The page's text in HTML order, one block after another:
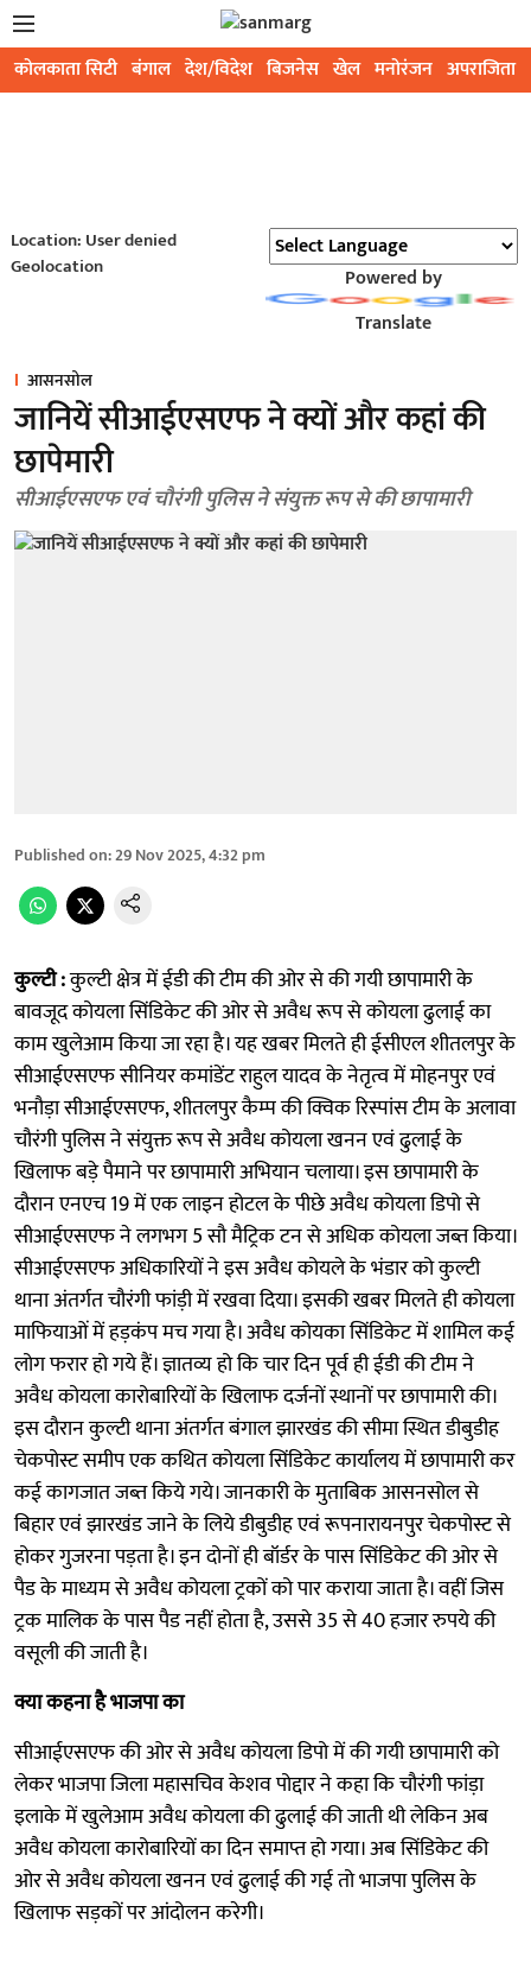
कोलकाता सिटी बंगाल देश/विदेश बिजनेस खेल मनोरंजन अपराजिता
Location: User denied
Geolocation
Powered by
Translate
आसनसोल
जानियें सीआईएसएफ ने क्यों और कहां की
छापेमारी
सीआईएसएफ एवं चौरंगी पुलिस ने संयुक्त रूप से की छापामारी
Published on:29 Nov 2025, 4:32 pm
कुल्टी :कुल्टी क्षेत्र में ईडी की टीम की ओर से की गयी छापामारी के
बावजूद कोयला सिंडिकेट की ओर से अवैध रूप से कोयला ढुलाई का
काम खुलेआम किया जा रहा है। यह खबर मिलते ही ईसीएल शीतलपुर के
सीआईएसएफ सीनियर कमांडेंट राहुल यादव के नेतृत्व में मोहनपुर एवं
भनौड़ा सीआईएसएफ, शीतलपुर कैम्प की क्विक रिस्पांस टीम के अलावा
चौरंगी पुलिस ने संयुक्त रूप से अवैध कोयला खनन एवं ढुलाई के
खिलाफ बड़े पैमाने पर छापामारी अभियान चलाया। इस छापामारी के
दौरान एनएच 19 में एक लाइन होटल के पीछे अवैध कोयला डिपो से
सीआईएसएफ ने लगभग 5 सौ मैट्रिक टन से अधिक कोयला जब्त किया।
सीआईएसएफ अधिकारियों ने इस अवैध कोयले के भंडार को कुल्टी
थाना अंतर्गत चौरंगी फांड़ी में रखवा दिया। इसकी खबर मिलते ही कोयला
माफियाओं में हड़कंप मच गया है। अवैध कोयका सिंडिकेट में शामिल कई
लोग फरार हो गये हैं। ज्ञातव्य हो कि चार दिन पूर्व ही ईडी की टीम ने
अवैध कोयला कारोबारियों के खिलाफ दर्जनों स्थानों पर छापामारी की।
इस दौरान कुल्टी थाना अंतर्गत बंगाल झारखंड की सीमा स्थित डीबुडीह
चेकपोस्ट समीप एक कथित कोयला सिंडिकेट कार्यालय में छापामारी कर
कई कागजात जब्त किये गये। जानकारी के मुताबिक आसनसोल से
बिहार एवं झारखंड जाने के लिये डीबुडीह एवं रूपनारायनपुर चेकपोस्ट से
होकर गुजरना पड़ता है। इन दोनों ही बॉर्डर के पास सिंडिकेट की ओर से
पैड के माध्यम से अवैध कोयला ट्रकों को पार कराया जाता है। वहीं जिस
ट्रक मालिक के पास पैड नहीं होता है, उससे 35 से 40 हजार रुपये की
वसूली की जाती है।
क्या कहना है भाजपा का
सीआईएसएफ की ओर से अवैध कोयला डिपो में की गयी छापामारी को
लेकर भाजपा जिला महासचिव केशव पोद्दार ने कहा कि चौरंगी फांड़ा
इलाके में खुलेआम अवैध कोयला की ढुलाई की जाती थी लेकिन अब
अवैध कोयला कारोबारियों का दिन समाप्त हो गया। अब सिंडिकेट की
ओर से अवैध कोयला खनन एवं ढुलाई की गई तो भाजपा पुलिस के
खिलाफ सड़कों पर आंदोलन करेगी।